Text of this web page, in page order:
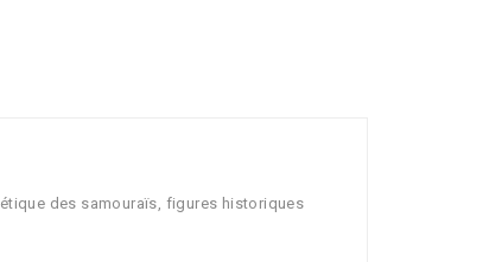
des samouraïs, figures historiques